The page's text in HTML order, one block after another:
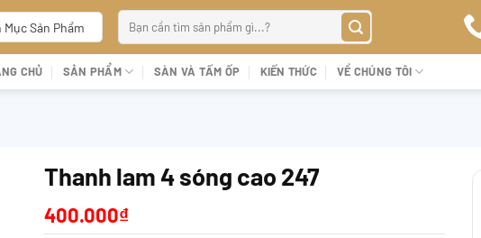
Mục Sản Phẩm
kiếm:
CHỦ SẢN PHẨM SÀN VÀ TẤM ỐP KIẾN THỨC VỀ CHÚNG TÔI
Thanh lam 4 sóng cao 247
400.000₫